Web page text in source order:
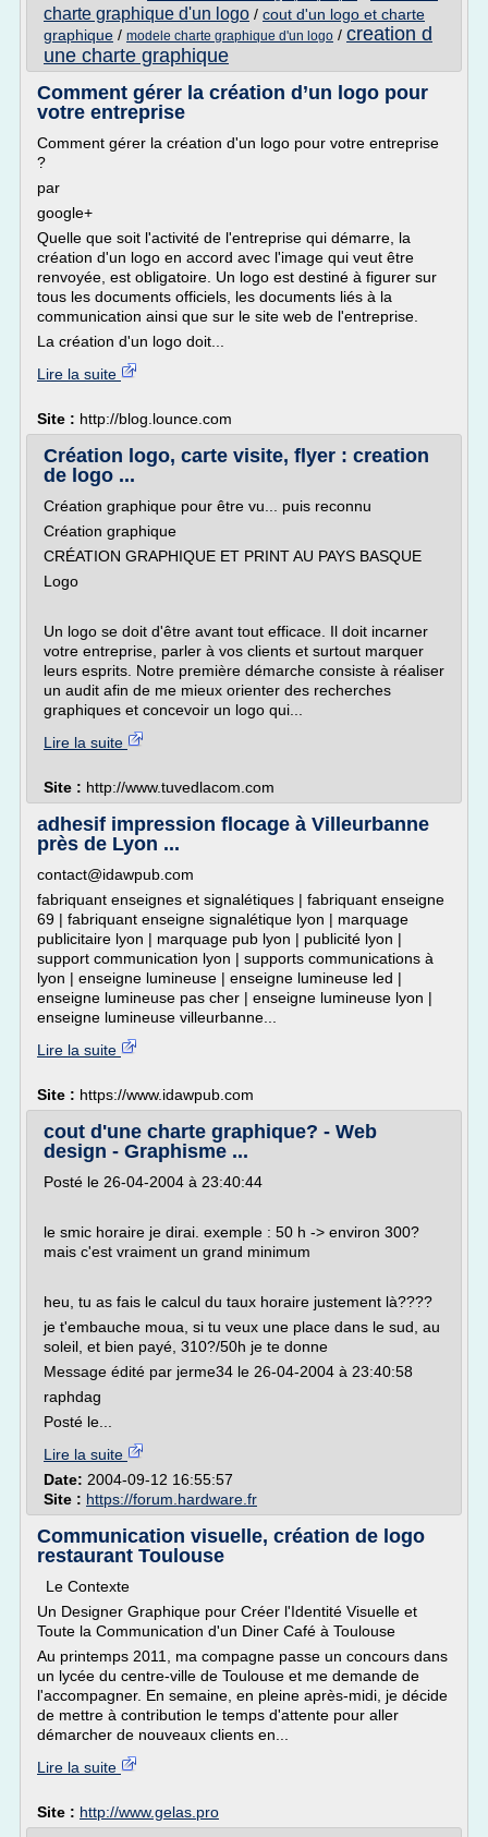
charte graphique d'un logo / cout d'un logo et charte
graphique / modele charte graphique d'un logo / creation d
une charte graphique
Comment gérer la création d’un logo pour
votre entreprise
Comment gérer la création d'un logo pour votre entreprise
?
par
google+
Quelle que soit l'activité de l'entreprise qui démarre, la
création d'un logo en accord avec l'image qui veut être
renvoyée, est obligatoire. Un logo est destiné à figurer sur
tous les documents officiels, les documents liés à la
communication ainsi que sur le site web de l'entreprise.
La création d'un logo doit...
Lire la suite
Site : http://blog.lounce.com
Création logo, carte visite, flyer : creation
de logo ...
Création graphique pour être vu... puis reconnu
Création graphique
CRÉATION GRAPHIQUE ET PRINT AU PAYS BASQUE
Logo
Un logo se doit d'être avant tout efficace. Il doit incarner
votre entreprise, parler à vos clients et surtout marquer
leurs esprits. Notre première démarche consiste à réaliser
un audit afin de me mieux orienter des recherches
graphiques et concevoir un logo qui...
Lire la suite
Site : http://www.tuvedlacom.com
adhesif impression flocage à Villeurbanne
près de Lyon ...
contact@idawpub.com
fabriquant enseignes et signalétiques | fabriquant enseigne
69 | fabriquant enseigne signalétique lyon | marquage
publicitaire lyon | marquage pub lyon | publicité lyon |
support communication lyon | supports communications à
lyon | enseigne lumineuse | enseigne lumineuse led |
enseigne lumineuse pas cher | enseigne lumineuse lyon |
enseigne lumineuse villeurbanne...
Lire la suite
Site : https://www.idawpub.com
cout d'une charte graphique? - Web
design - Graphisme ...
Posté le 26-04-2004 à 23:40:44
le smic horaire je dirai. exemple : 50 h -> environ 300?
mais c'est vraiment un grand minimum
heu, tu as fais le calcul du taux horaire justement là????
je t'embauche moua, si tu veux une place dans le sud, au
soleil, et bien payé, 310?/50h je te donne
Message édité par jerme34 le 26-04-2004 à 23:40:58
raphdag
Posté le...
Lire la suite
Date: 2004-09-12 16:55:57
Site : https://forum.hardware.fr
Communication visuelle, création de logo
restaurant Toulouse
Le Contexte
Un Designer Graphique pour Créer l'Identité Visuelle et
Toute la Communication d'un Diner Café à Toulouse
Au printemps 2011, ma compagne passe un concours dans
un lycée du centre-ville de Toulouse et me demande de
l'accompagner. En semaine, en pleine après-midi, je décide
de mettre à contribution le temps d'attente pour aller
démarcher de nouveaux clients en...
Lire la suite
Site : http://www.gelas.pro